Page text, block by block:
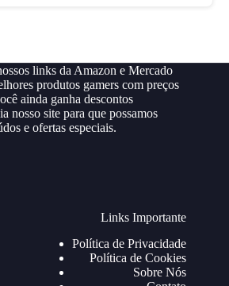
links da Amazon e Mercado
produtos gamers com preços
ainda ganha descontos
nosso site para que possamos
e ofertas especiais.
Links Importante
Política de Privacidade
Política de Cookies
Sobre Nós